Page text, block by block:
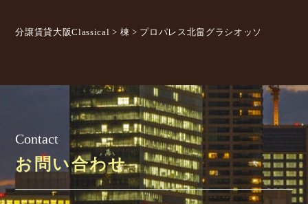
分譲賃貸大阪Classical > 棟 > プロパレス北畠グラシオッソ
Contact
お問い合わせ